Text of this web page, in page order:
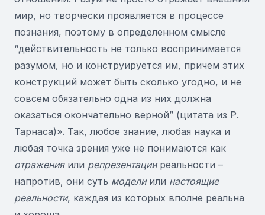
мир, но творчески проявляется в процессе
познания, поэтому в определенном смысле
“действительность не только воспринимается
разумом, но и конструируется им, причем этих
конструкций может быть сколько угодно, и не
совсем обязательно одна из них должна
оказаться окончательно верной” (цитата из Р.
Тарнаса)». Так, любое знание, любая наука и
любая точка зрения уже не понимаются как
отраженияили репрезентацииреальности –
напротив, они суть модели или настоящие
реальности, каждая из которых вполне реальна